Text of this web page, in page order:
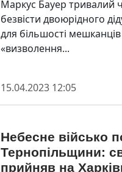
Маркус Бауер тривалий
безвісти двоюрідного
для більшості
«визволення...
15.04.2023 12:05
Небесне військо
Тернопільщини:
прийняв на